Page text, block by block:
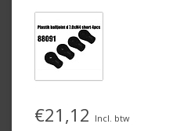
€21,12 Incl. btw